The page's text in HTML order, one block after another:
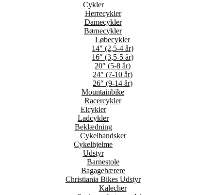
Cykler
Herrecykler
Damecykler
Børnecykler
Løbecykler
14″ (2,5-4 år)
16″ (3,5-5 år)
20″ (5-8 år)
24″ (7-10 år)
26″ (9-14 år)
Mountainbike
Racercykler
Elcykler
Ladcykler
Beklædning
Cykelhandsker
Cykelhjelme
Udstyr
Barnestole
Bagagebærere
Christiania Bikes Udstyr
Kalecher